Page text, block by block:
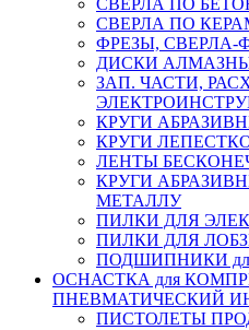
СВЕРЛА ПО
ФРЕЗЫ, СВЕРЛА-
ДИСКИ
ЗАП. ЧАСТИ,
КРУГИ
КРУГИ
ЛЕНТЫ
КРУГИ
МЕТАЛЛУ
ПИЛКИ ДЛЯ
ПИЛКИ ДЛЯ
ПОДШИПНИКИ
ОСНАСТКА для
ПНЕВМАТИЧЕСКИЙ
ПИСТОЛЕТЫ